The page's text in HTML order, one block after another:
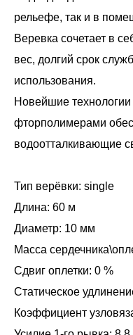
рельефе, так и в
Веревка сочетает в
вес, долгий срок
использования.
Новейшие технологии
фторполимерами
водоотталкивающие
Тип верёвки: single
Длина: 60 м
Диаметр: 10 мм
Масса
Сдвиг оплетки: 0 %
Статическое
Коэффициент